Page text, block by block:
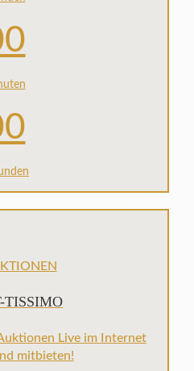
TISSIMO
Live im Internet
mitbieten!